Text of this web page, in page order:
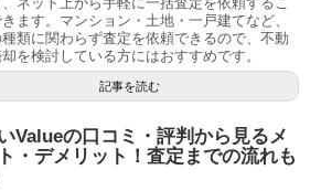
ます。マンション・土地・一戸建てなど、
類に関わらず査定を依頼できるので、不動
を検討している方にはおすすめです。
記事を読む
Valueの口コミ・評判から見るメ
・デメリット！査定までの流れも